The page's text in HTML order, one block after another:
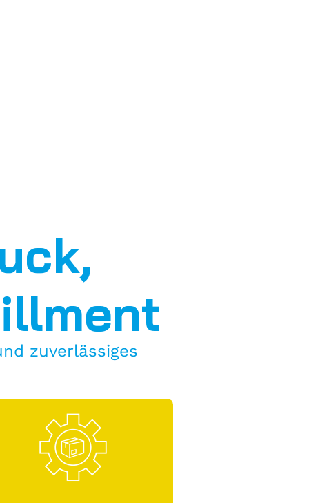
zuverlässiges